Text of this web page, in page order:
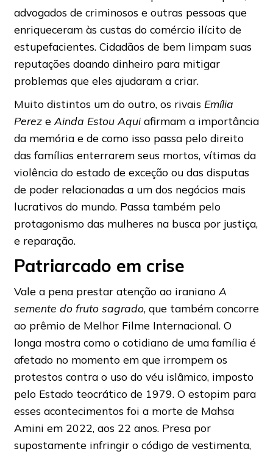
advogados de criminosos e outras pessoas que
enriqueceram às custas do comércio ilícito de
estupefacientes. Cidadãos de bem limpam suas
reputações doando dinheiro para mitigar
problemas que eles ajudaram a criar.
Muito distintos um do outro, os rivais Emília
Pereze Ainda Estou Aquiafirmam a importância
da memória e de como isso passa pelo direito
das famílias enterrarem seus mortos, vítimas da
violência do estado de exceção ou das disputas
de poder relacionadas a um dos negócios mais
lucrativos do mundo. Passa também pelo
protagonismo das mulheres na busca por justiça,
e reparação.
Patriarcado em crise
Vale a pena prestar atenção ao iraniano A
semente do fruto sagrado, que também concorre
ao prêmio de Melhor Filme Internacional. O
longa mostra como o cotidiano de uma família é
afetado no momento em que irrompem os
protestos contra o uso do véu islâmico, imposto
pelo Estado teocrático de 1979. O estopim para
esses acontecimentos foi a morte de Mahsa
Amini em 2022, aos 22 anos. Presa por
supostamente infringir o código de vestimenta,